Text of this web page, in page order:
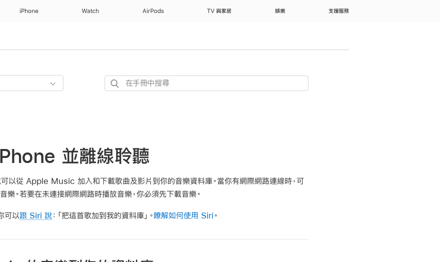
iPhone Watch AirPods TV 與家居 娛樂 支援服務
在
尋
並離線聆聽
可以從 Apple Music 加入和下載歌曲及影片到你的音樂資料庫。當你有網際網路連線時，可
。若要在未連接網際網路時播放音樂，你必須先下載音樂。
可以跟 Siri 說： 「把這首歌加到我的資料庫」 。瞭解如何使用 Siri。